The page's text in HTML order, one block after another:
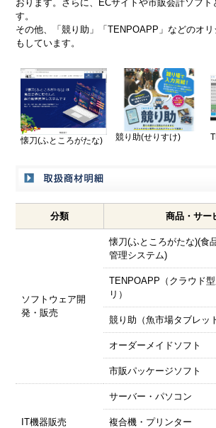
おります。さらに、ECサイトや市販会計ソフト
す。
その他、「競り助」「TENPOAPP」などのオ
もしています。
懐刀(ふところがたな) 競り助(せりすけ)
分類 商品・サー
ソフトウェア開
発・販売
懐刀(ふところがたな)(食
管理システム)
TENPOAPP（クラウド
リ）
競り助（魚市場タブレッ
オーダーメイドソフト
市販パッケージソフト
IT機器販売
サーバー・パソコン
複合機・プリンター